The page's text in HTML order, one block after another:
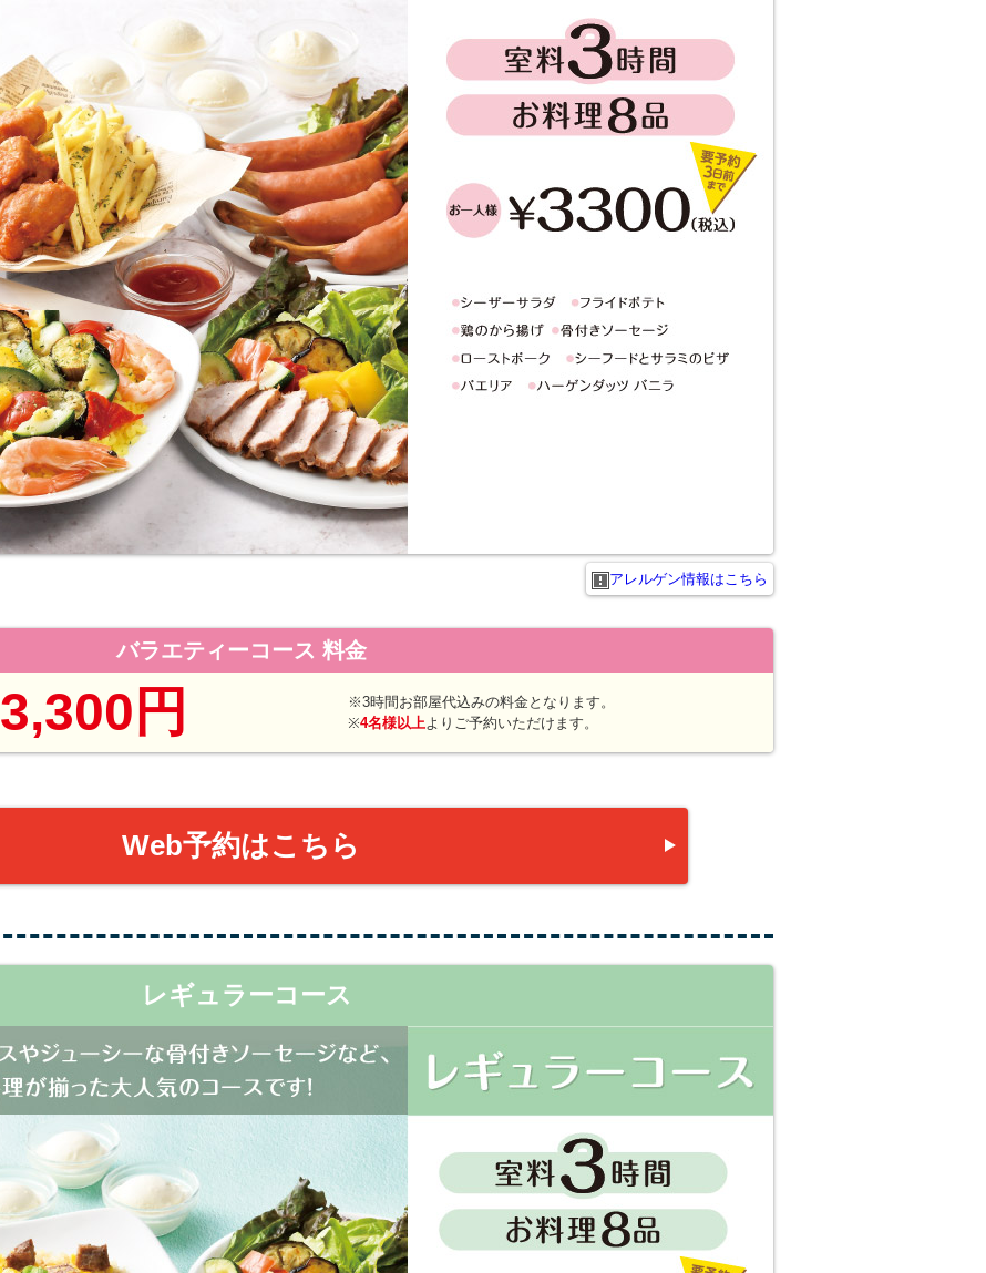
アレルゲン情報はこちら
バラエティーコース 料金
3,300円
※3時間お部屋代込みの料金となります。
※4名様以上よりご予約いただけます。
Web予約はこちら
レギュラーコース